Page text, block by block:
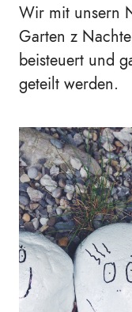
Wir mit unsern
Garten z
beisteuert und
geteilt werden.